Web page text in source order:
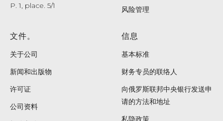
P. 1, place. 5/1
风险管理
文件。
关于公司
新闻和出版物
许可证
公司资料
信息
基本标准
财务专员的联络人
向俄罗斯联邦中央银行发送申
请的方法和地址
私隐政策